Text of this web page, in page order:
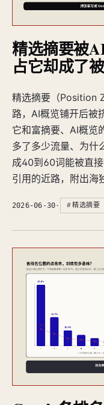
精选摘要被
占它却成了
精选摘要（Position
路，AI概览铺开后被
它和富摘要、AI概览
多了多少流量、为什
成40到60词能被直
引用的近路，附出海
2026-06-30 · 精选摘要